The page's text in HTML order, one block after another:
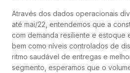
Através dos dados operacionais
até mai/22, entendemos que a
com demanda resiliente e estoque
bem como níveis controlados de
ritmo saudável de entregas e
segmento, esperamos que o